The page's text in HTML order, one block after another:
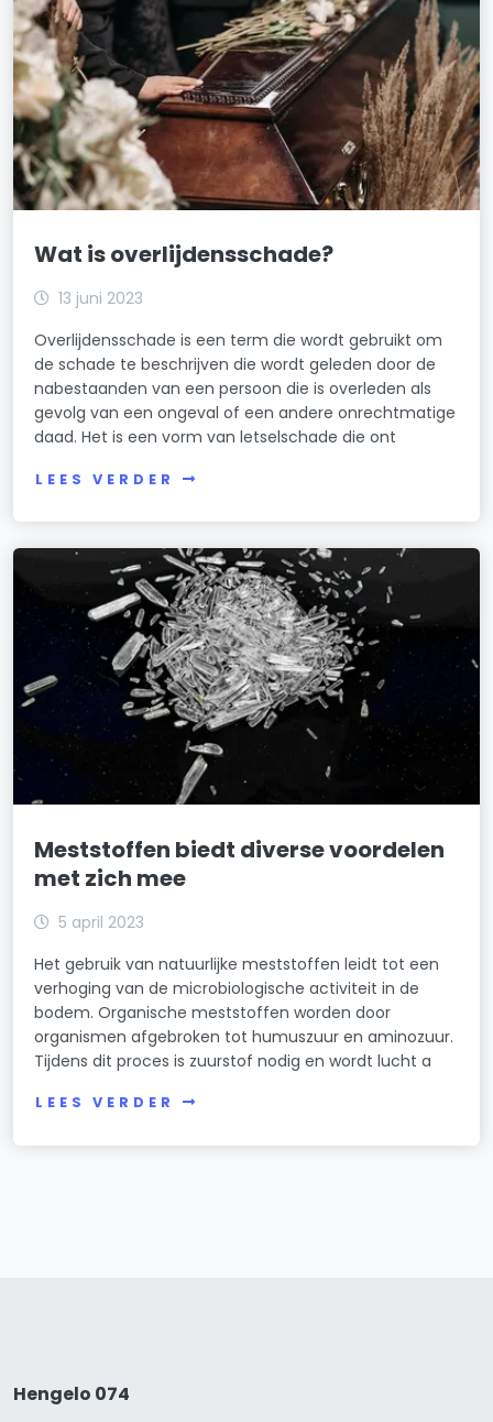
Wat is overlijdensschade?
13 juni 2023
Overlijdensschade is een term die wordt gebruikt om
de schade te beschrijven die wordt geleden door de
nabestaanden van een persoon die is overleden als
gevolg van een ongeval of een andere onrechtmatige
daad. Het is een vorm van letselschade die ont
LEES VERDER
Meststoffen biedt diverse voordelen
met zich mee
5 april 2023
Het gebruik van natuurlijke meststoffen leidt tot een
verhoging van de microbiologische activiteit in de
bodem. Organische meststoffen worden door
organismen afgebroken tot humuszuur en aminozuur.
Tijdens dit proces is zuurstof nodig en wordt lucht a
LEES VERDER
Hengelo 074